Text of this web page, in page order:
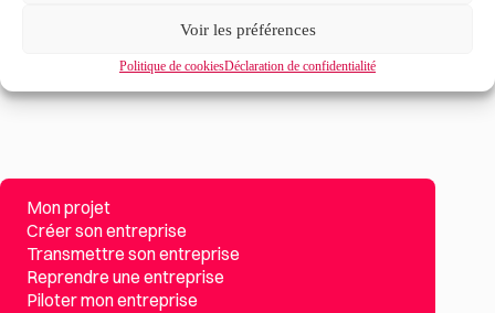
Voir les préférences
Politique de cookiesDéclaration de confidentialité
Mon projet
Créer son entreprise
Transmettre son entreprise
Reprendre une entreprise
Piloter mon entreprise